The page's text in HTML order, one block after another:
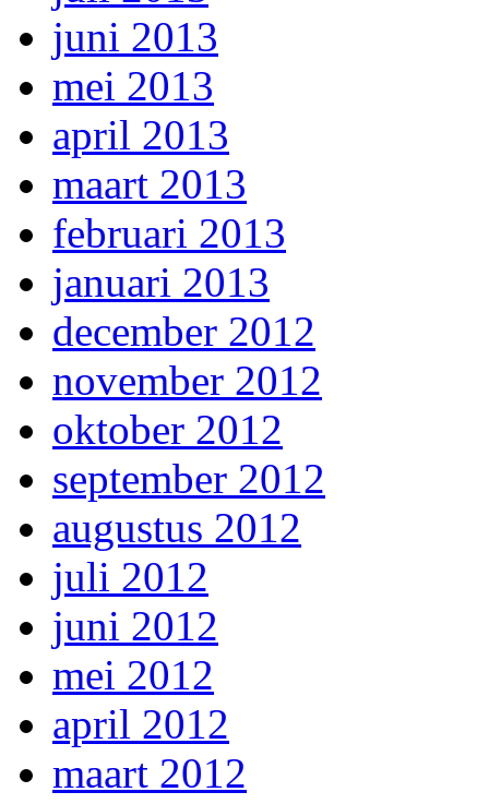
juni 2013
mei 2013
april 2013
maart 2013
februari 2013
januari 2013
december 2012
november 2012
oktober 2012
september 2012
augustus 2012
juli 2012
juni 2012
mei 2012
april 2012
maart 2012